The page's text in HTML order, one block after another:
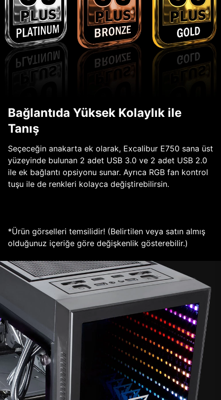
Bağlantıda Yüksek Kolaylık ile
Tanış
Seçeceğin anakarta ek olarak, Excalibur E750 sana üst
yüzeyinde bulunan 2 adet USB 3.0 ve 2 adet USB 2.0
ile ek bağlantı opsiyonu sunar. Ayrıca RGB fan kontrol
tuşu ile de renkleri kolayca değiştirebilirsin.
*Ürün görselleri temsilidir! (Belirtilen veya satın almış
olduğunuz içeriğe göre değişkenlik gösterebilir.)